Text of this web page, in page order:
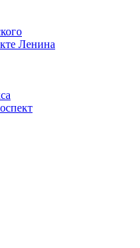
Ленина